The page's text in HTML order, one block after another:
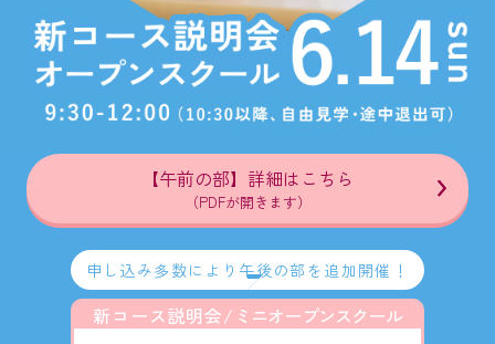
【午前の部】詳細はこちら
（PDFが開きます）
申し込み多数により午後の部を追加開催！
新コース説明会/ ミニオープンスクール